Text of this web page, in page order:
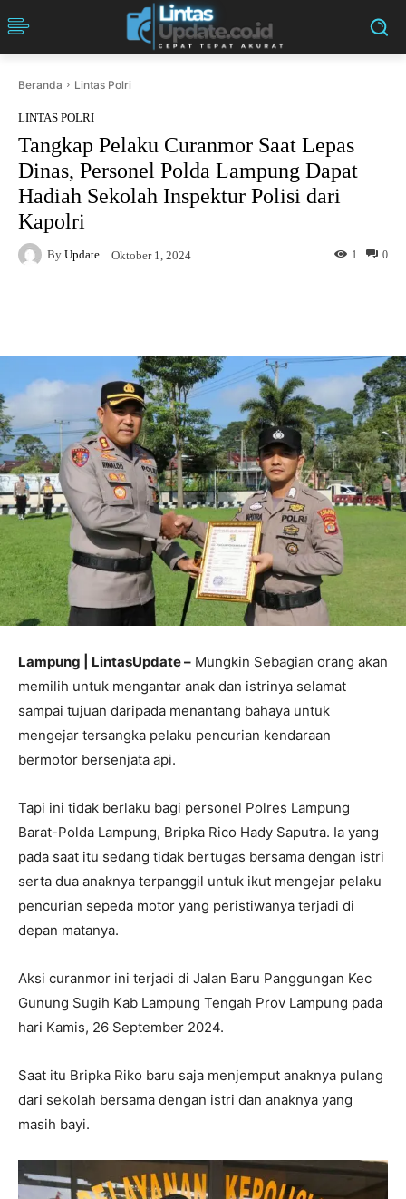
Beranda Lintas Polri
LINTAS POLRI
Tangkap Pelaku Curanmor Saat Lepas
Dinas, Personel Polda Lampung Dapat
Hadiah Sekolah Inspektur Polisi dari
Kapolri
By Update Oktober 1, 2024 0
1
Lampung | LintasUpdate – Mungkin Sebagian orang akan
memilih untuk mengantar anak dan istrinya selamat
sampai tujuan daripada menantang bahaya untuk
mengejar tersangka pelaku pencurian kendaraan
bermotor bersenjata api.
Tapi ini tidak berlaku bagi personel Polres Lampung
Barat-Polda Lampung, Bripka Rico Hady Saputra. Ia yang
pada saat itu sedang tidak bertugas bersama dengan istri
serta dua anaknya terpanggil untuk ikut mengejar pelaku
pencurian sepeda motor yang peristiwanya terjadi di
depan matanya.
Aksi curanmor ini terjadi di Jalan Baru Panggungan Kec
Gunung Sugih Kab Lampung Tengah Prov Lampung pada
hari Kamis, 26 September 2024.
Saat itu Bripka Riko baru saja menjemput anaknya pulang
dari sekolah bersama dengan istri dan anaknya yang
masih bayi.